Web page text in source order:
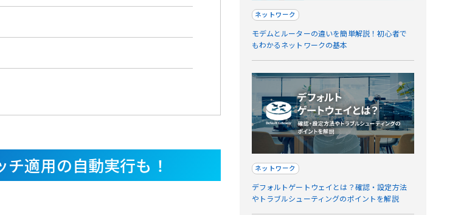
適用の自動実行も！
ネットワーク
モデムとルーターの違いを簡単解説！初心者で
もわかるネットワークの基本
ネットワーク
デフォルトゲートウェイとは？確認・設定方法
やトラブルシューティングのポイントを解説